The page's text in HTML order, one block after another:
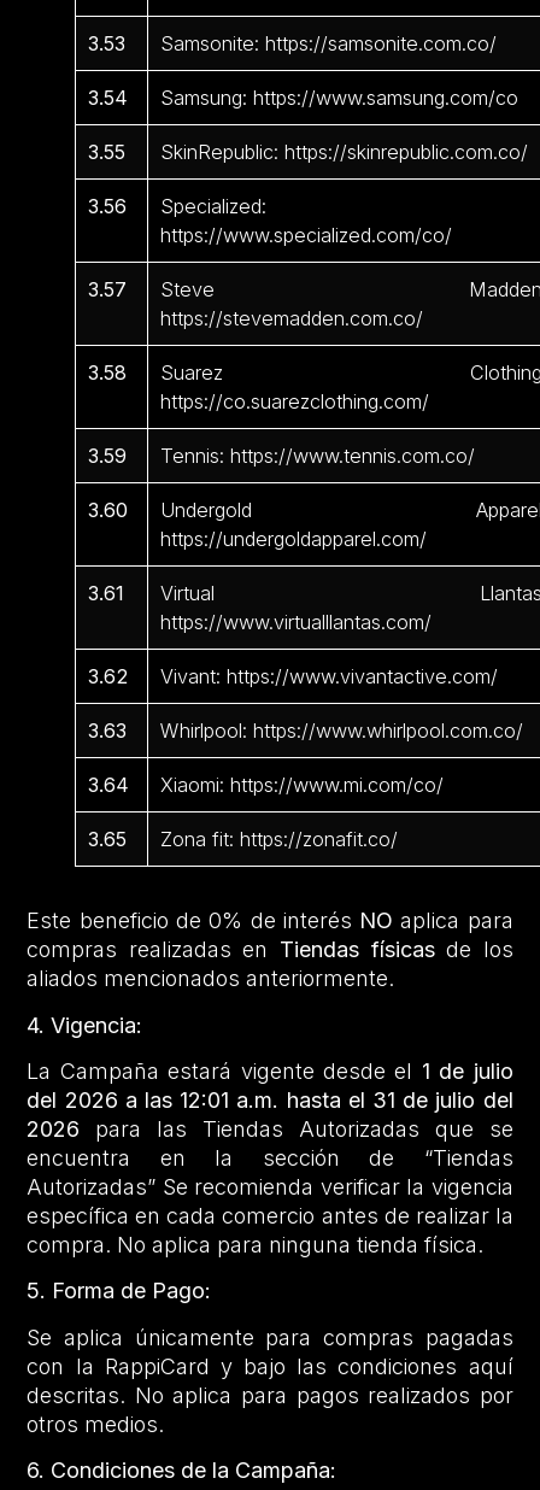
3.53 Samsonite: https://samsonite.com.co/
3.54 Samsung: https://www.samsung.com/co
3.55 SkinRepublic: https://skinrepublic.com.co/
3.56
Specialized:
https://www.specialized.com/co/
3.57
Steve
https://stevemadden.com.co/
3.58
Suarez
https://co.suarezclothing.com/
3.59 Tennis: https://www.tennis.com.co/
3.60
Undergold
https://undergoldapparel.com/
3.61
Virtual
https://www.virtualllantas.com/
3.62 Vivant: https://www.vivantactive.com/
3.63 Whirlpool: https://www.whirlpool.com.co/
3.64 Xiaomi: https://www.mi.com/co/
3.65 Zona fit: https://zonafit.co/
Este beneficio de 0% de interés NOaplica para
compras realizadas en Tiendas físicasde los
aliados mencionados anteriormente.
4. Vigencia:
La Campaña estará vigente desde el 1 de julio
del 2026 a las 12:01 a.m. hasta el 31 de julio del
2026 para las Tiendas Autorizadas que se
encuentra en la sección de “Tiendas
Autorizadas” Se recomienda verificar la vigencia
específica en cada comercio antes de realizar la
compra. No aplica para ninguna tienda física.
5. Forma de Pago:
Se aplica únicamente para compras pagadas
con la RappiCard y bajo las condiciones aquí
descritas. No aplica para pagos realizados por
otros medios.
6. Condiciones de la Campaña: